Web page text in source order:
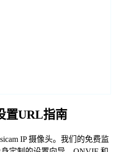
置URL指南
IP 摄像头。我们的免费监